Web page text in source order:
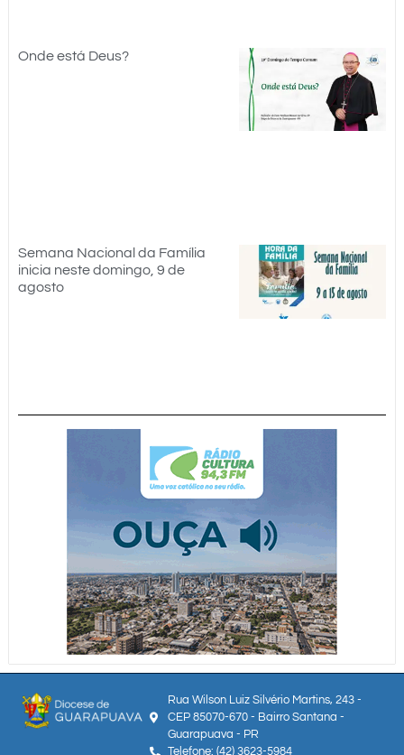
Onde está Deus?
Semana Nacional da Família
inicia neste domingo, 9 de
agosto
Rua Wilson Luiz Silvério Martins, 243 -
CEP 85070-670 - Bairro Santana -
Guarapuava - PR
Telefone: (42) 3623-5984